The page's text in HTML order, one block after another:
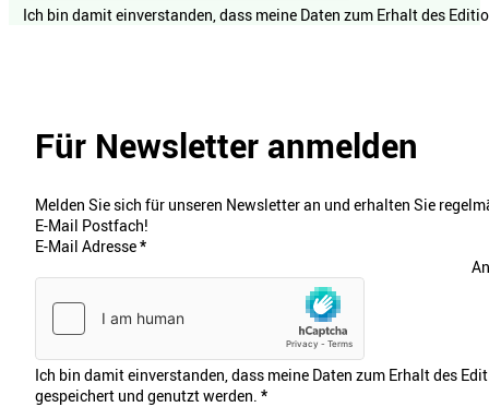
Ich bin damit einverstanden, dass meine Daten zum Erhalt des
Für Newsletter anmelden
Melden Sie sich für unseren Newsletter an und erhalten Sie
E-Mail Postfach!
E-Mail Adresse*
Ich bin damit einverstanden, dass meine Daten zum Erhalt des
gespeichert und genutzt werden. *